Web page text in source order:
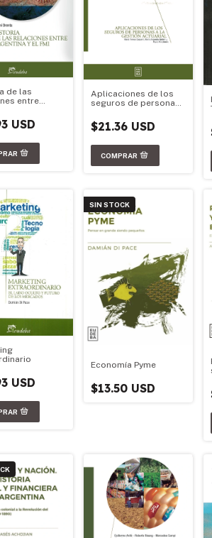
de las
entre
USD
Aplicaciones de los
seguros de personas
$21.36 USD
USD
SIN STOCK
Economía Pyme
$13.50 USD